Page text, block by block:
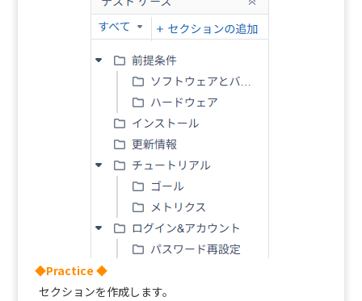
◆Practice ◆
セクションを作成します。